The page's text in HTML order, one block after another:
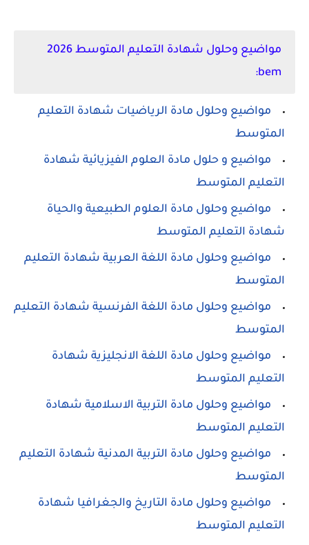
مواضيع وحلول شهادة التعليم المتوسط 2026
bem:
مواضيع وحلول مادة الرياضيات شهادة التعليم
المتوسط
مواضيع و حلول مادة العلوم الفيزيائية شهادة
التعليم المتوسط
مواضيع وحلول مادة العلوم الطبيعية والحياة
شهادة التعليم المتوسط
مواضيع وحلول مادة اللغة العربية شهادة التعليم
المتوسط
مواضيع وحلول مادة اللغة الفرنسية شهادة التعليم
المتوسط
مواضيع وحلول مادة اللغة الانجليزية شهادة
التعليم المتوسط
مواضيع وحلول مادة التربية الاسلامية شهادة
التعليم المتوسط
مواضيع وحلول مادة التربية المدنية شهادة التعليم
المتوسط
مواضيع وحلول مادة التاريخ والجغرافيا شهادة
التعليم المتوسط